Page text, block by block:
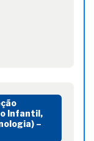
Infantil,
–